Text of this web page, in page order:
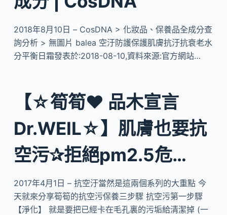
2018年8月10日 – CosDNA > 化妝品、保養品全成分查
詢分析 > 無圖片 balea 空汙防護保護肌膚抗汙抗衰老水
分平衡日霜發表於:2018-08-10,資料來源:官方網站…
【☆筍筍♥ 品木宣言
Dr.WEIL☆】肌膚也要抗
空污✰拒絕pm2.5危…
2017年4月1日 – 抗空汙當然是這兩個系列的大重點 今
天就來分享筍筍的抗空污保養三步驟 抗空污第一步驟
【淨化】 就是要把已經卡在毛孔裏的污垢給清潔掉 (一